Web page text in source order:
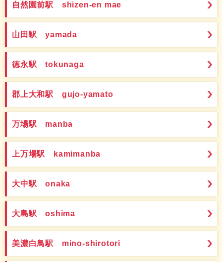
自然園前駅 shizen-en mae
山田駅 yamada
徳永駅 tokunaga
郡上大和駅 gujo-yamato
万場駅 manba
上万場駅 kamimanba
大中駅 onaka
大島駅 oshima
美濃白鳥駅 mino-shirotori